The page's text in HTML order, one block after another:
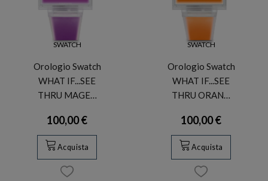
SWATCH
Orologio Swatch
WHAT IF...SEE
THRU MAGE…
100,00 €
Acquista
SWATCH
Orologio Swatch
WHAT IF...SEE
THRU ORAN…
100,00 €
Acquista